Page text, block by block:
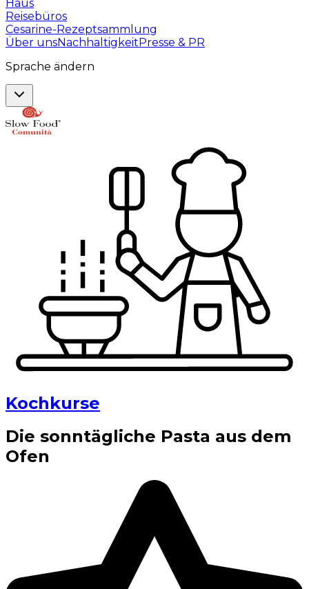
Haus
Reisebüros
Cesarine-Rezeptsammlung
Über unsNachhaltigkeitPresse & PR
Sprache ändern
Kochkurse
Die sonntägliche Pasta aus dem
Ofen